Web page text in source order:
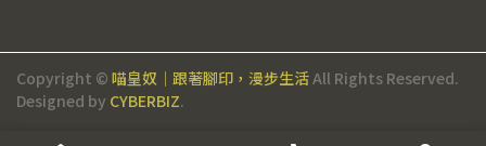
Copyright © 喵皇奴｜跟著腳印，漫步生活All Rights Reserved.
Designed by CYBERBIZ.